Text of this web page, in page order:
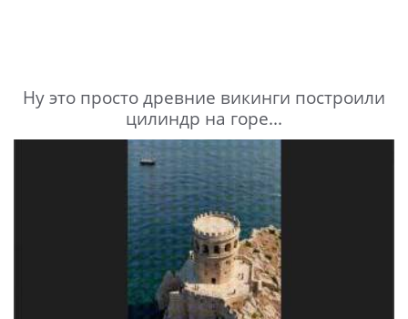
Ну это просто древние викинги построили
цилиндр на горе...